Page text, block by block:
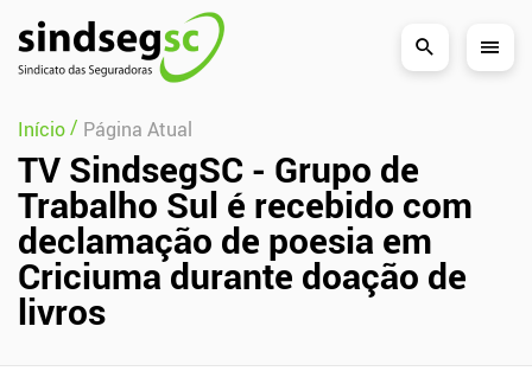
Pular Navegação (s)
Início/ Página Atual
TV SindsegSC - Grupo de
Trabalho Sul é recebido com
declamação de poesia em
Criciuma durante doação de
livros